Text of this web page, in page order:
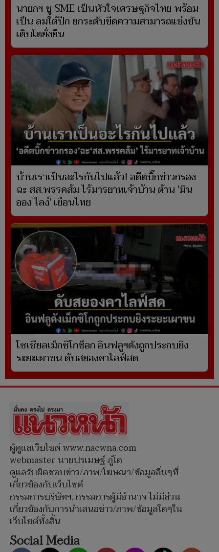
นายกฯ ชู SME เป็นหัวใจเศรษฐกิจไทย พร้อม
เป็น ลมใต้ปีก ยกระดับขีดความสามารถแข่งขัน
เติบโตยั่งยืน
บ้านเราเป็นอะไรกันไปแล้ว! อดีตบิ๊กข่าวกรอง
ฉะ สส.พรรคส้ม ไร้มารยาทเจ้าบ้าน ต้าน 'มิน
ออง ไลง์' เยือนไทย
โซเชียลเม็กซิโกช็อก อินฟลูฯดังถูกประกบยิง
ระยะเผาขน ดับสยองคาไลฟ์สด
ผู้ดูแลเว็บไซต์ www.naewna.com
webmaster นายปรเมษฐ์ ภู่โต
ดูแลรับผิดชอบข่าว/ภาพ/โฆษณา/ข้อมูลอื่นๆที่
เกี่ยวข้องกับเว็บไซต์
กรรมการบริษัทฯ, กรรมการผู้มีอำนาจ ไม่มีส่วน
เกี่ยวข้องกับการนำเสนอข่าว/ภาพ/ข้อมูลใดๆใน
เว็บไซต์ทั้งสิ้น
Social Media